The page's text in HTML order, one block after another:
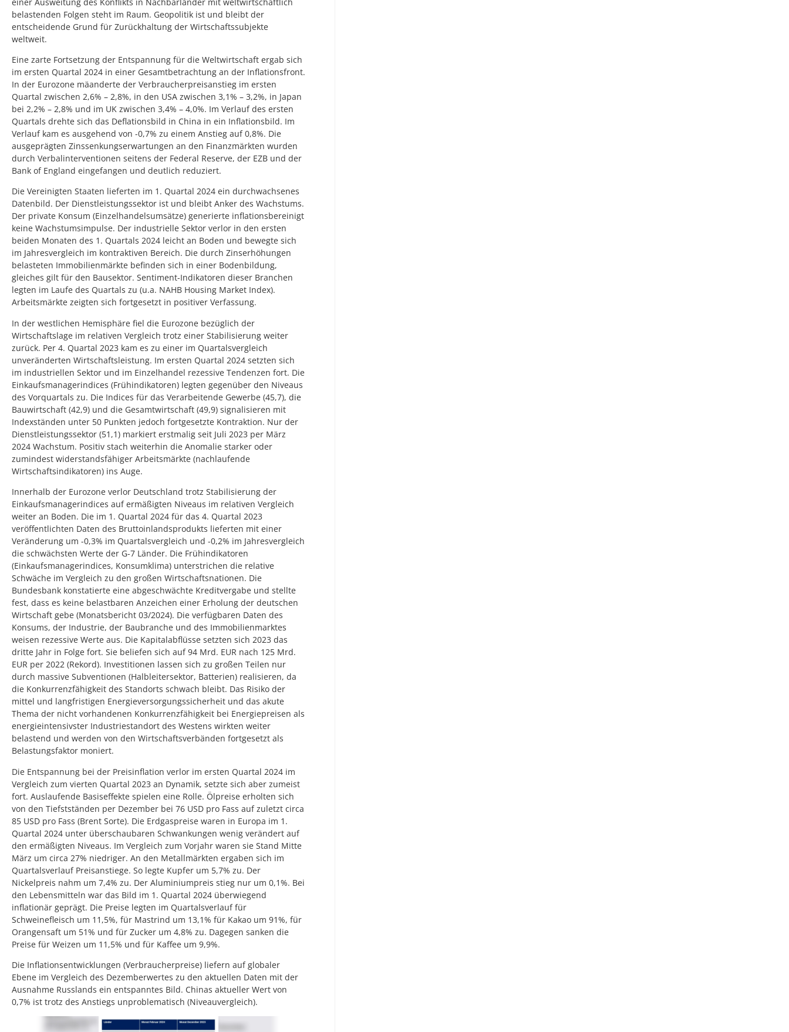
belastenden Folgen steht im Raum. Geopolitik ist und bleibt der
entscheidende Grund für Zurückhaltung der Wirtschaftssubjekte
weltweit.
Eine zarte Fortsetzung der Entspannung für die Weltwirtschaft ergab sich
im ersten Quartal 2024 in einer Gesamtbetrachtung an der Inflationsfront.
In der Eurozone mäanderte der Verbraucherpreisanstieg im ersten
Quartal zwischen 2,6% – 2,8%, in den USA zwischen 3,1% – 3,2%, in Japan
bei 2,2% – 2,8% und im UK zwischen 3,4% – 4,0%. Im Verlauf des ersten
Quartals drehte sich das Deflationsbild in China in ein Inflationsbild. Im
Verlauf kam es ausgehend von -0,7% zu einem Anstieg auf 0,8%. Die
ausgeprägten Zinssenkungserwartungen an den Finanzmärkten wurden
durch Verbalinterventionen seitens der Federal Reserve, der EZB und der
Bank of England eingefangen und deutlich reduziert.
Die Vereinigten Staaten lieferten im 1. Quartal 2024 ein durchwachsenes
Datenbild. Der Dienstleistungssektor ist und bleibt Anker des Wachstums.
Der private Konsum (Einzelhandelsumsätze) generierte inflationsbereinigt
keine Wachstumsimpulse. Der industrielle Sektor verlor in den ersten
beiden Monaten des 1. Quartals 2024 leicht an Boden und bewegte sich
im Jahresvergleich im kontraktiven Bereich. Die durch Zinserhöhungen
belasteten Immobilienmärkte befinden sich in einer Bodenbildung,
gleiches gilt für den Bausektor. Sentiment-Indikatoren dieser Branchen
legten im Laufe des Quartals zu (u.a. NAHB Housing Market Index).
Arbeitsmärkte zeigten sich fortgesetzt in positiver Verfassung.
In der westlichen Hemisphäre fiel die Eurozone bezüglich der
Wirtschaftslage im relativen Vergleich trotz einer Stabilisierung weiter
zurück. Per 4. Quartal 2023 kam es zu einer im Quartalsvergleich
unveränderten Wirtschaftsleistung. Im ersten Quartal 2024 setzten sich
im industriellen Sektor und im Einzelhandel rezessive Tendenzen fort. Die
Einkaufsmanagerindices (Frühindikatoren) legten gegenüber den Niveaus
des Vorquartals zu. Die Indices für das Verarbeitende Gewerbe (45,7), die
Bauwirtschaft (42,9) und die Gesamtwirtschaft (49,9) signalisieren mit
Indexständen unter 50 Punkten jedoch fortgesetzte Kontraktion. Nur der
Dienstleistungssektor (51,1) markiert erstmalig seit Juli 2023 per März
2024 Wachstum. Positiv stach weiterhin die Anomalie starker oder
zumindest widerstandsfähiger Arbeitsmärkte (nachlaufende
Wirtschaftsindikatoren) ins Auge.
Innerhalb der Eurozone verlor Deutschland trotz Stabilisierung der
Einkaufsmanagerindices auf ermäßigten Niveaus im relativen Vergleich
weiter an Boden. Die im 1. Quartal 2024 für das 4. Quartal 2023
veröffentlichten Daten des Bruttoinlandsprodukts lieferten mit einer
Veränderung um -0,3% im Quartalsvergleich und -0,2% im Jahresvergleich
die schwächsten Werte der G-7 Länder. Die Frühindikatoren
(Einkaufsmanagerindices, Konsumklima) unterstrichen die relative
Schwäche im Vergleich zu den großen Wirtschaftsnationen. Die
Bundesbank konstatierte eine abgeschwächte Kreditvergabe und stellte
fest, dass es keine belastbaren Anzeichen einer Erholung der deutschen
Wirtschaft gebe (Monatsbericht 03/2024). Die verfügbaren Daten des
Konsums, der Industrie, der Baubranche und des Immobilienmarktes
weisen rezessive Werte aus. Die Kapitalabflüsse setzten sich 2023 das
dritte Jahr in Folge fort. Sie beliefen sich auf 94 Mrd. EUR nach 125 Mrd.
EUR per 2022 (Rekord). Investitionen lassen sich zu großen Teilen nur
durch massive Subventionen (Halbleitersektor, Batterien) realisieren, da
die Konkurrenzfähigkeit des Standorts schwach bleibt. Das Risiko der
mittel und langfristigen Energieversorgungssicherheit und das akute
Thema der nicht vorhandenen Konkurrenzfähigkeit bei Energiepreisen als
energieintensivster Industriestandort des Westens wirkten weiter
belastend und werden von den Wirtschaftsverbänden fortgesetzt als
Belastungsfaktor moniert.
Die Entspannung bei der Preisinflation verlor im ersten Quartal 2024 im
Vergleich zum vierten Quartal 2023 an Dynamik, setzte sich aber zumeist
fort. Auslaufende Basiseffekte spielen eine Rolle. Ölpreise erholten sich
von den Tiefstständen per Dezember bei 76 USD pro Fass auf zuletzt circa
85 USD pro Fass (Brent Sorte). Die Erdgaspreise waren in Europa im 1.
Quartal 2024 unter überschaubaren Schwankungen wenig verändert auf
den ermäßigten Niveaus. Im Vergleich zum Vorjahr waren sie Stand Mitte
März um circa 27% niedriger. An den Metallmärkten ergaben sich im
Quartalsverlauf Preisanstiege. So legte Kupfer um 5,7% zu. Der
Nickelpreis nahm um 7,4% zu. Der Aluminiumpreis stieg nur um 0,1%. Bei
den Lebensmitteln war das Bild im 1. Quartal 2024 überwiegend
inflationär geprägt. Die Preise legten im Quartalsverlauf für
Schweinefleisch um 11,5%, für Mastrind um 13,1% für Kakao um 91%, für
Orangensaft um 51% und für Zucker um 4,8% zu. Dagegen sanken die
Preise für Weizen um 11,5% und für Kaffee um 9,9%.
Die Inflationsentwicklungen (Verbraucherpreise) liefern auf globaler
Ebene im Vergleich des Dezemberwertes zu den aktuellen Daten mit der
Ausnahme Russlands ein entspanntes Bild. Chinas aktueller Wert von
0,7% ist trotz des Anstiegs unproblematisch (Niveauvergleich).